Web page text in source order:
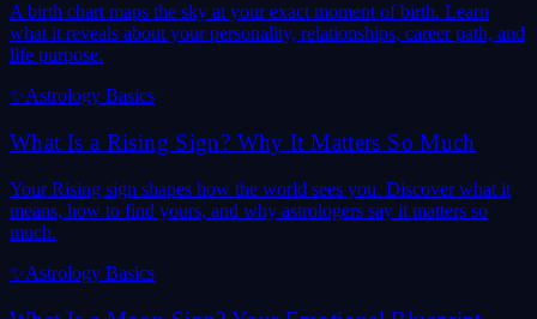
A birth chart maps the sky at your exact moment of birth. Learn
what it reveals about your personality, relationships, career path, and
life purpose.
✨Astrology Basics
What Is a Rising Sign? Why It Matters So Much
Your Rising sign shapes how the world sees you. Discover what it
means, how to find yours, and why astrologers say it matters so
much.
✨Astrology Basics